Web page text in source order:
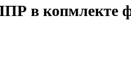
в копмлекте